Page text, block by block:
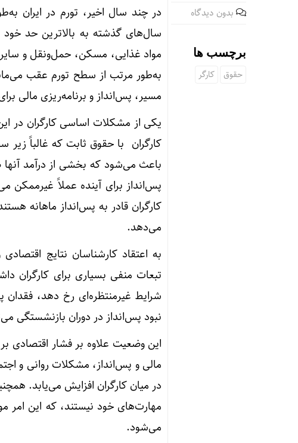
بدون دیدگاه
برچسب ها
حقوق کارگر
در چند سال اخیر، تورم در ایران
سال‌های گذشته به بالاترین حد
مواد غذایی، مسکن، حمل‌ونقل و
به‌طور مرتب از سطح تورم عقب
مسیر، پس‌انداز و برنامه‌ریزی مالی
یکی از مشکلات اساسی کارگران در
کارگران با حقوق ثابت که غالباً
باعث می‌شود که بخشی از درآمد
پس‌انداز برای آینده عملاً
کارگران قادر به پس‌انداز ماهانه
می‌دهد.
به اعتقاد کارشناسان نتایج
تبعات منفی بسیاری برای کارگران
شرایط غیرمنتظره‌ای رخ دهد،
نبود پس‌انداز در دوران بازنشستگی
این وضعیت علاوه بر فشار اقتصادی
مالی و پس‌انداز، مشکلات روانی و
در میان کارگران افزایش می‌یابد.
مهارت‌های خود نیستند، که این امر
می‌شود.